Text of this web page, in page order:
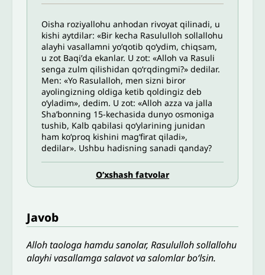
Oisha roziyallohu anhodan rivoyat qilinadi, u
kishi aytdilar: «Bir kecha Rasululloh sollallohu
alayhi vasallamni yoʻqotib qoʻydim, chiqsam,
u zot Baqiʼda ekanlar. U zot: «Alloh va Rasuli
senga zulm qilishidan qoʻrqdingmi?» dedilar.
Men: «Yo Rasulalloh, men sizni biror
ayolingizning oldiga ketib qoldingiz deb
oʻyladim», dedim. U zot: «Alloh azza va jalla
Shaʼbonning 15-kechasida dunyo osmoniga
tushib, Kalb qabilasi qoʻylarining junidan
ham koʻproq kishini magʻfirat qiladi»,
dedilar». Ushbu hadisning sanadi qanday?
O’xshash fatvolar
Javob
Alloh taologa hamdu sanolar, Rasululloh sollallohu
alayhi vasallamga salavot va salomlar bo‘lsin.